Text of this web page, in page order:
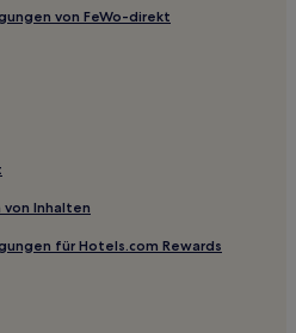
Battlefield
von FeWo-direkt
Inhalten
für Hotels.com Rewards